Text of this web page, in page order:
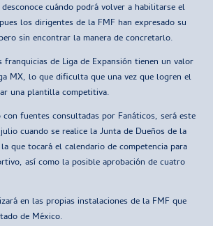
cuándo podrá volver a habilitarse el
los dirigentes de la FMF han expresado su
sin encontrar la manera de concretarlo.
franquicias de Liga de Expansión tienen un valor
MX, lo que dificulta que una vez que logren el
una plantilla competitiva.
fuentes consultadas por Fanáticos, será este
cuando se realice la Junta de Dueños de la
que tocará el calendario de competencia para
así como la posible aprobación de cuatro
en las propias instalaciones de la FMF que
de México.